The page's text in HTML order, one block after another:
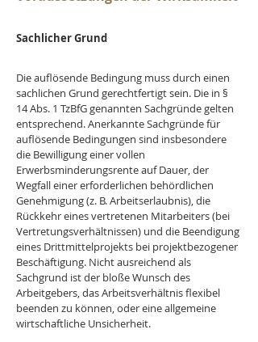
Sachlicher Grund
Die auflösende Bedingung muss durch einen
sachlichen Grund gerechtfertigt sein. Die in §
14 Abs. 1 TzBfG genannten Sachgründe gelten
entsprechend. Anerkannte Sachgründe für
auflösende Bedingungen sind insbesondere
die Bewilligung einer vollen
Erwerbsminderungsrente auf Dauer, der
Wegfall einer erforderlichen behördlichen
Genehmigung (z. B. Arbeitserlaubnis), die
Rückkehr eines vertretenen Mitarbeiters (bei
Vertretungsverhältnissen) und die Beendigung
eines Drittmittelprojekts bei projektbezogener
Beschäftigung. Nicht ausreichend als
Sachgrund ist der bloße Wunsch des
Arbeitgebers, das Arbeitsverhältnis flexibel
beenden zu können, oder eine allgemeine
wirtschaftliche Unsicherheit.